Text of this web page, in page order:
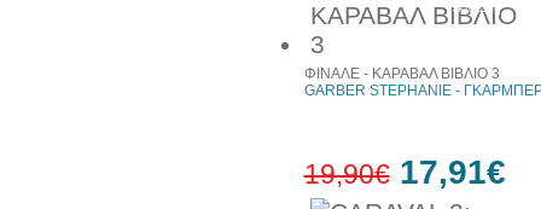
έκπτωση
ΦΙΝΑΛΕ - ΚΑΡΑΒΑΛ ΒΙΒΛΙΟ 3
GARBER STEPHANIE -
19,90€ 17,91€